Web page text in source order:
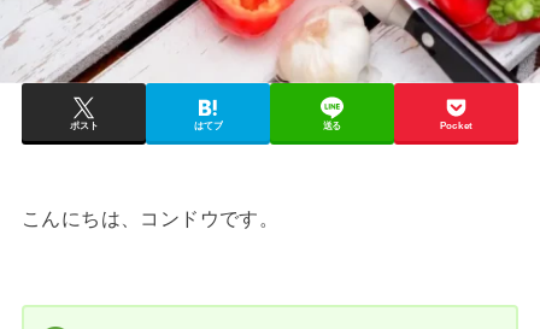
ポスト はてブ 送る Pocket
こんにちは、コンドウです。